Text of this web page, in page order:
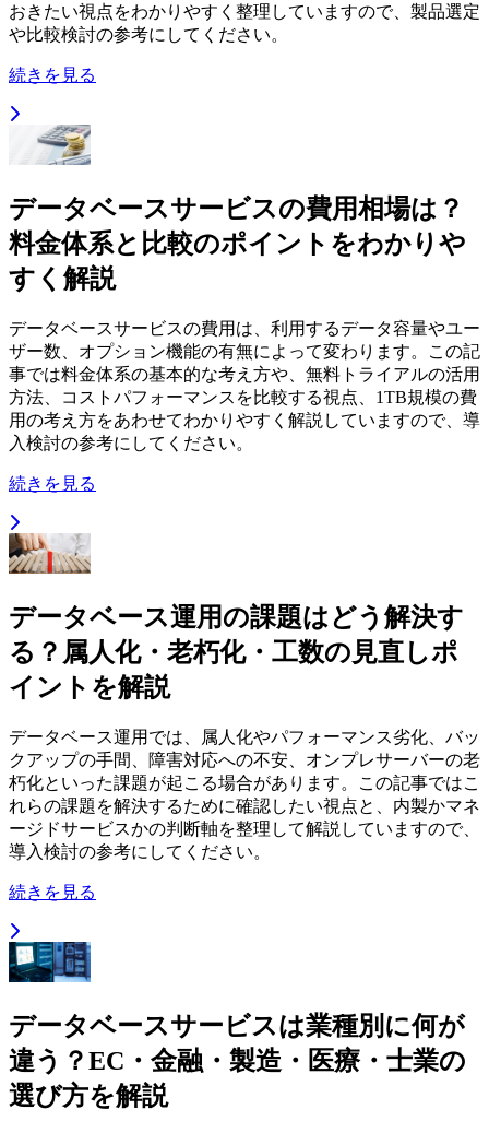
おきたい視点をわかりやすく整理していますので、製品選定
や比較検討の参考にしてください。
続きを見る
データベースサービスの費用相場は？
料金体系と比較のポイントをわかりや
すく解説
データベースサービスの費用は、利用するデータ容量やユー
ザー数、オプション機能の有無によって変わります。この記
事では料金体系の基本的な考え方や、無料トライアルの活用
方法、コストパフォーマンスを比較する視点、1TB規模の費
用の考え方をあわせてわかりやすく解説していますので、導
入検討の参考にしてください。
続きを見る
データベース運用の課題はどう解決す
る？属人化・老朽化・工数の見直しポ
イントを解説
データベース運用では、属人化やパフォーマンス劣化、バッ
クアップの手間、障害対応への不安、オンプレサーバーの老
朽化といった課題が起こる場合があります。この記事ではこ
れらの課題を解決するために確認したい視点と、内製かマネ
ージドサービスかの判断軸を整理して解説していますので、
導入検討の参考にしてください。
続きを見る
データベースサービスは業種別に何が
違う？EC・金融・製造・医療・士業の
選び方を解説